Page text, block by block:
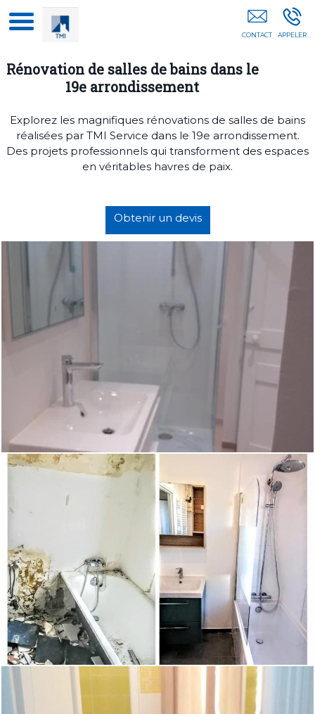
Rénovation de salles de bains dans le
19e arrondissement
Explorez les magnifiques rénovations de salles de bains
réalisées par TMI Service dans le 19e arrondissement.
Des projets professionnels qui transforment des espaces
en véritables havres de paix.
Obtenir un devis